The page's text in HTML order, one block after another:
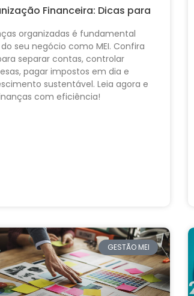
Financeira: Dicas para
organizadas é fundamental
seu negócio como MEI. Confira
separar contas, controlar
pagar impostos em dia e
sustentável. Leia agora e
com eficiência!
GESTÃO MEI